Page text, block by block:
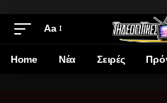
Aa
Home Νέα Σειρές